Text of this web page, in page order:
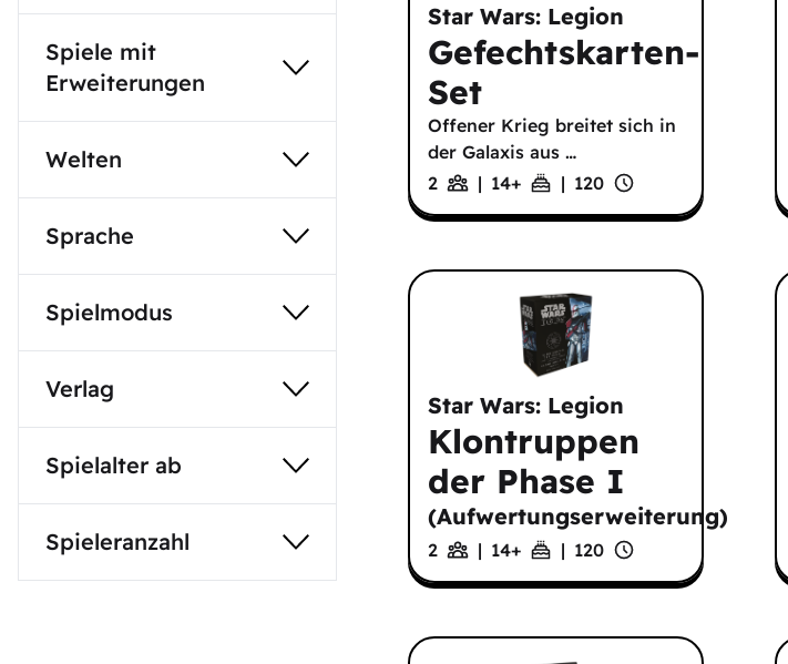
Spiele mit
Erweiterungen
Welten
Sprache
Spielmodus
Verlag
Spielalter ab
Spieleranzahl
Star Wars: Legion
Gefechtskarten-
Set
Offener Krieg breitet sich in
der Galaxis aus …
2
| 14+ | 120
Star Wars: Legion
Klontruppen
der Phase I
(Aufwertungserweiterung)
2 | 14+ | 120